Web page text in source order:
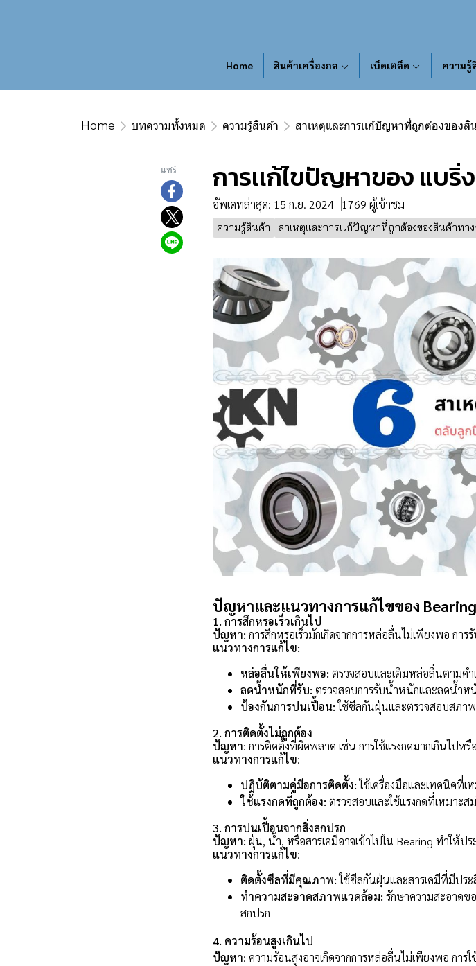
Home สินค้าเครื่องกล เบ็ดเตล็ด ความรู้
Home บทความทั้งหมด ความรู้สินค้า สาเหตุและการเเก้ปัญหาที่ถูกต้องของสิ
แชร์ การเเก้ไขปัญหาของ แบริ่
อัพเดทล่าสุด: 15 ก.ย. 2024 1769 ผู้เข้าชม
ความรู้สินค้า สาเหตุและการเเก้ปัญหาที่ถูกต้องของสินค้าทา
ปัญหาและแนวทางการแก้ไขของ Bearing
1. การสึกหรอเร็วเกินไป
ปัญหา: การสึกหรอเร็วมักเกิดจากการหล่อลื่นไม่เพียงพอ กา
แนวทางการแก้ไข:
หล่อลื่นให้เพียงพอ: ตรวจสอบและเติมหล่อลื่นตามค
ลดน้ำหนักที่รับ: ตรวจสอบการรับน้ำหนักและลดน้ำห
ป้องกันการปนเปื้อน:ใช้ซีลกันฝุ่นและตรวจสอบสภา
2. การติดตั้งไม่ถูกต้อง
ปัญหา: การติดตั้งที่ผิดพลาด เช่น การใช้แรงกดมากเกินไปหรื
แนวทางการแก้ไข:
ปฏิบัติตามคู่มือการติดตั้ง:ใช้เครื่องมือและเทคนิคที่
ใช้แรงกดที่ถูกต้อง: ตรวจสอบและใช้แรงกดที่เหมาะ
3. การปนเปื้อนจากสิ่งสกปรก
ปัญหา: ฝุ่น, น้ำ, หรือสารเคมีอาจเข้าไปใน Bearing ทำให้ป
แนวทางการแก้ไข:
ติดตั้งซีลที่มีคุณภาพ:ใช้ซีลกันฝุ่นและสารเคมีที่มีปร
ทำความสะอาดสภาพแวดล้อม: รักษาความสะอาดข
สกปรก
4. ความร้อนสูงเกินไป
ปัญหา: ความร้อนสูงอาจเกิดจากการหล่อลื่นไม่เพียงพอ ก